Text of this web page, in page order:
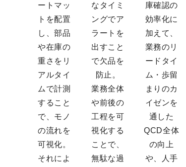
ートマッ
トを配置
し、部品
や在庫の
重さをリ
アルタイ
ムで計測
すること
で、モノ
の流れを
可視化。
それによ
なタイミ
ングでア
ラートを
出すこと
で欠品を
防止。
業務全体
や前後の
工程を可
視化する
ことで、
無駄な過
庫確認の
効率化に
加えて、
業務のリ
ードタイ
ム・歩留
まりのカ
イゼンを
通した
QCD全体
の向上
や、人手